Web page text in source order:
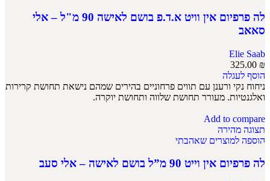
לה פרפיום אין וויט א.ד.פ בושם לאישה 90 מ"ל – אלי
סאאב
Elie Saab
325.00 ₪
הוסף לעגלה
ניחוח נקי ורענן עם תווים פרחוניים בהירים שמהם נישאת תחושת קרירות
ואלגנטיות. מעורר תחושת שלווה ותחושת יוקרה.
Add to compare
תצוגה מהירה
הוספה למוצרים שאהבתי
לה פרפיום אין וייט 90 מ”ל בושם לאישה – אלי סעב